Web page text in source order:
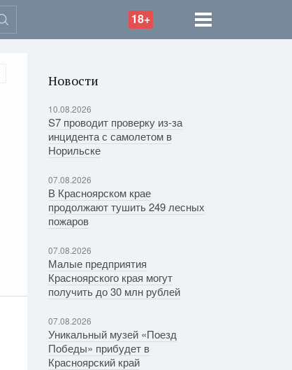
18+
Новости
10.08.2026
S7 проводит проверку из-за
инцидента с самолетом в
Норильске
07.08.2026
В Красноярском крае
продолжают тушить 249 лесных
пожаров
07.08.2026
Малые предприятия
Красноярского края могут
получить до 30 млн рублей
07.08.2026
Уникальный музей «Поезд
Победы» прибудет в
Красноярский край